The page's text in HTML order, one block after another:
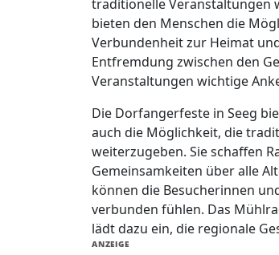
traditionelle Veranstaltungen
bieten den Menschen die
Verbundenheit zur Heimat
Entfremdung zwischen den
Veranstaltungen wichtige
Die Dorfangerfeste in Seeg
auch die Möglichkeit, die
weiterzugeben. Sie schaffen
Gemeinsamkeiten über alle
können die Besucherinnen
verbunden fühlen. Das
lädt dazu ein, die regionale
ANZEIGE